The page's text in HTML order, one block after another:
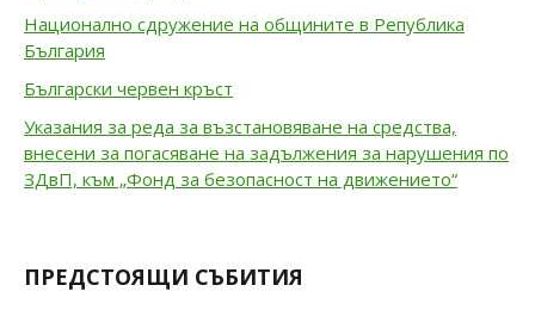
Национално сдружение на общините в Република
България
Български червен кръст
Указания за реда за възстановяване на средства,
внесени за погасяване на задължения за нарушения по
ЗДвП, към „Фонд за безопасност на движението“
ПРЕДСТОЯЩИ СЪБИТИЯ